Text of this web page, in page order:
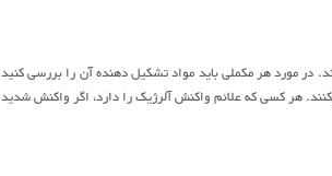
در مورد هر مکملی باید مواد تشکیل دهنده آن را بررسی کنید
هر کسی که علائم واکنش آلرژیک را دارد، اگر واکنش شدید